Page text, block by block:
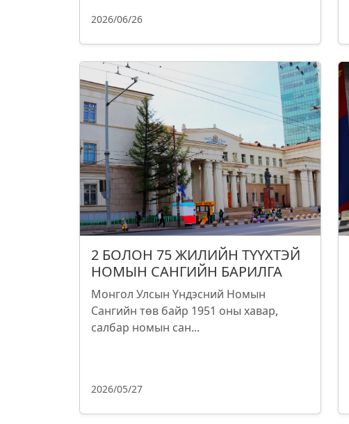
2026/06/26
2 БОЛОН 75 ЖИЛИЙН ТҮҮХТЭЙ
НОМЫН САНГИЙН БАРИЛГА
Монгол Улсын Үндэсний Номын
Сангийн төв байр 1951 оны хавар,
салбар номын сан...
2026/05/27